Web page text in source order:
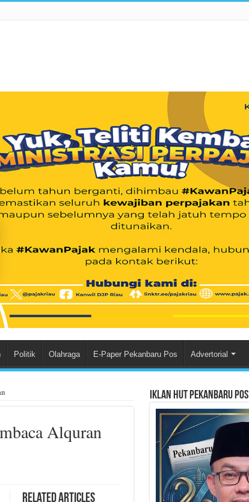
Politik Olahraga E-Paper Pekanbaru Pos Advertorial
Alquran
Related Articles
Iklan HUT Pekanbaru Pos